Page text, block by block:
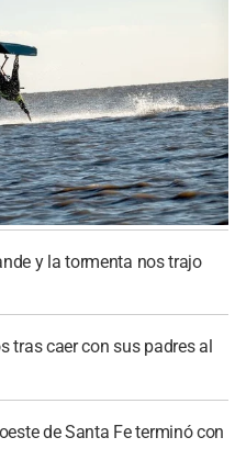
y la tormenta nos trajo
tras caer con sus padres al
de Santa Fe terminó con